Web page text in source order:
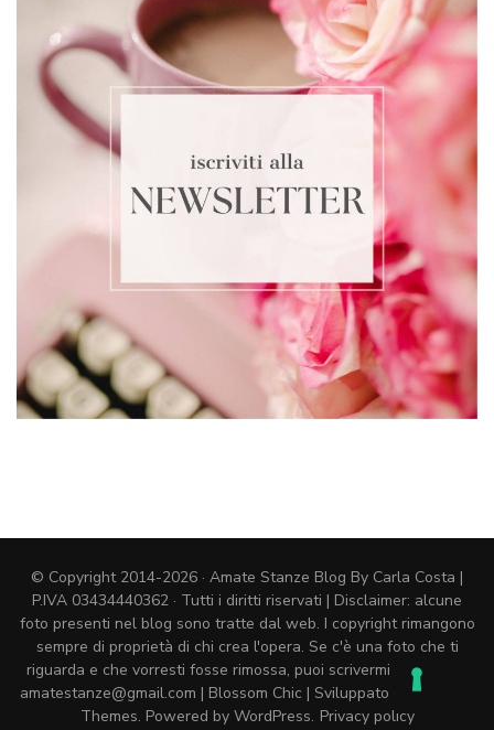
© Copyright 2014-2026 · Amate Stanze Blog By Carla Costa |
P.IVA 03434440362 · Tutti i diritti riservati | Disclaimer: alcune
foto presenti nel blog sono tratte dal web. I copyright rimangono
sempre di proprietà di chi crea l'opera. Se c'è una foto che ti
riguarda e che vorresti fosse rimossa, puoi scrivermi una mail a
amatestanze@gmail.com | Blossom Chic | Sviluppato daBlossom
Themes. Powered by WordPress. Privacy policy